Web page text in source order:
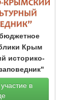
Крым
историко-
в